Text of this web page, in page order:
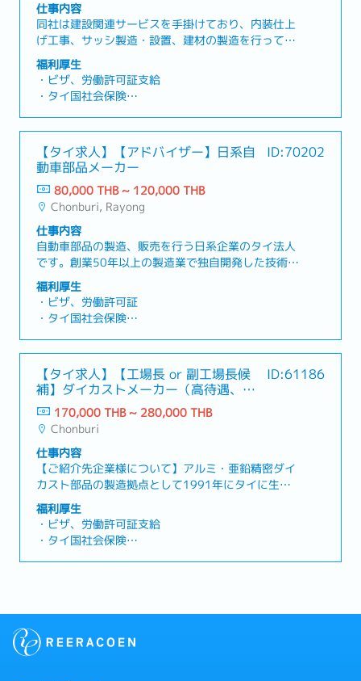
の要望を満たすだけの部材選定、製造工程の考案、
またその実行。- 品質・コストの最適化を行うため
に各サプライヤーとの折衝- 3Dモデル/図面の作成
その他、エンジニアリング部品表（BOM）や設計デ
ータの管理全般。- 初期生産段階での問題解決
【組織】担当していただく工場部門は220名が在籍
エンジニアチームを導いて頂きます。【製品】四輪
車や二輪車のエンジン部分などに使われているボル
ト、ナットなどの部品となります。顧客は日系大手
自動車メーカー、タイ大手製造メーカーなどを中心
にタイ国内の多数の顧客と取引をしています。
仕事内容
同社は建設関連サービスを手掛けており、内装仕上
げ工事、サッシ製造・設置、建材の製造を行ってい
ます。日系顧客向けにオフィス、カフェ、レストラ
ン、コンドミニアムなどのプロジェクトを管理して
おります。【業務内容】・経営者として、経営戦略
の立案・実行に参画・内装仕上げプロジェクトの調
整・管理 ・既存顧客との関係維持・強化、新規顧客
ト管理を監督 ・財務・経理の基本把握、資金繰りや
投資判断への参画・人材採用・育成、組織風土の強
化・経営課題の特定と解決（コスト削減、生産性向
上、品質強化など）・現日本人社長から指示された
その他の関連業務を遂行
福利厚生
・ビザ、労働許可証支給
・タイ国社会保険
・通勤補助
・社用車支給あり（自走）
・賞与（昨年度実績ーカ月）
・休日勤務手当
・フレックスタイム制
【タイ求人】【アドバイザー】日系自
動車部品メーカー
ID:70202
80,000 THB ~ 120,000 THB
Chonburi, Rayong
仕事内容
自動車部品の製造、販売を行う日系企業のタイ法人
です。創業50年以上の製造業で独自開発した技術に
より、安定的な将来性があり、結果やスキルを考慮
し入社後に昇給できるチャンスが多い社風です。
【業務内容】下記業務領域における得意分野での業
務改善/アドバイザリーをご担当いただきます。①
経営/事業運営・月次キャッシュフローの確認・MD
ト・年次事業計画策定・各工場の月次オペレーショ
ンレポート・インドネシア拠点のオペレーションコ
ントロール②営業/マーケティング/調達・既存顧客
向けのルート営業（新規開拓は基本なし）・既存顧
ト＆セールスMTGにおけるローカルスタッフへの業
務指導③技術/生産管理/輸出入・工場コスト管理・
生産計画策定・製造工程の改善・既存顧客導入製品
の改良に向けたヒアリング、品質改善・材料購入・
サプライヤーとの交渉業務・サプライチェーンの見
直し
福利厚生
・ビザ、労働許可証
・タイ国社会保険
・プロビデントファンド
・有給（初年度：使用期間通過後は入社時期に合わ
せて、2年目以降6日間
・通勤自力もしくは工場付近に住んでいる方のみマ
イクロバスの利用可能
・昇給
・賞与
【タイ求人】【工場長 or 副工場長候
補】ダイカストメーカー（高待遇、本
社採用切り替え実績あり）
ID:61186
170,000 THB ~ 280,000 THB
Chonburi
仕事内容
【ご紹介先企業様について】アルミ・亜鉛精密ダイ
カスト部品の製造拠点として1991年にタイに生産
拠点を設立しました。部品製造および機械加工、表
面処理を手がけることで、二輪・四輪車用部品、弱
電部品（音響機器、電子電気機器、情報通信機
器)、精密機械部品、建築金物など、景気変動に強
い多業種多品種対応を実現しています。現在では、
力】●本社採用切り替え可能！●通訳が常駐している
ため高い英語力は必要ありません、言語に不安があ
っても安心して就業いただけます。●シニア大歓
福利厚生
・ビザ、労働許可証支給
・タイ国社会保険
・賞与（実績により支給）
・駐在員切り替え制度あり